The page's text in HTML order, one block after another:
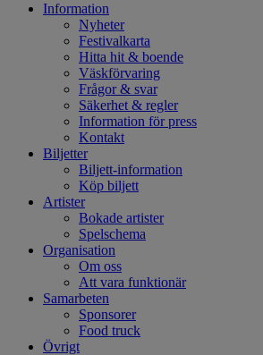
Information
Nyheter
Festivalkarta
Hitta hit & boende
Väskförvaring
Frågor & svar
Säkerhet & regler
Information för press
Kontakt
Biljetter
Biljett-information
Köp biljett
Artister
Bokade artister
Spelschema
Organisation
Om oss
Att vara funktionär
Samarbeten
Sponsorer
Food truck
Övrigt